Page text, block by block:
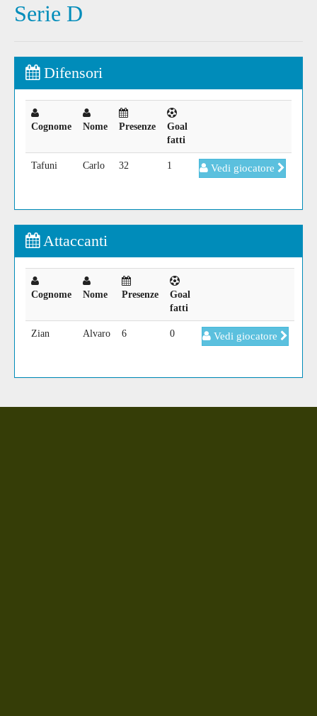
Serie D
Difensori
Cognome Nome Presenze
Goal
fatti
Tafuni Carlo 32 1 Vedi giocatore
Attaccanti
Cognome Nome Presenze
Goal
fatti
Zian Alvaro 6 0 Vedi giocatore